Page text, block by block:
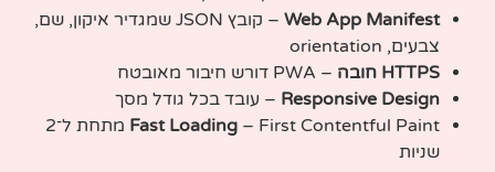
Web App Manifest
– קובץ JSON שמגדיר איקון, שם,
צבעים, orientation
HTTPS חובה
– PWA דורש חיבור מאובטח
Responsive Design – עובד בכל גודל מסך
Fast Loading
– First Contentful Paint מתחת ל־2
שניות